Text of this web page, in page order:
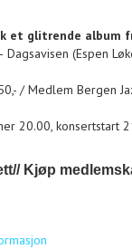
et glitrende album
Dagsavisen (Espen
/ Medlem Bergen
20.00, konsertstart
//Kjøp